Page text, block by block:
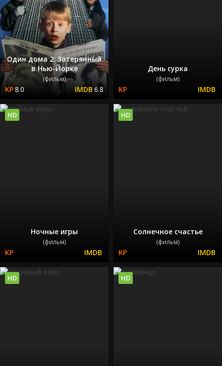
Один дома 2: Затерянный
в Нью-Йорке
(фильм)
8.0 6.8
День сурка
(фильм)
Ночные игры
(фильм)
HD
Солнечное счастье
(фильм)
HD
HD HD